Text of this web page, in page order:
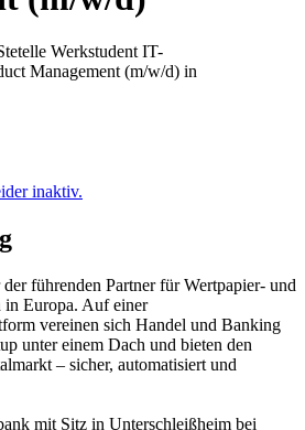
Werkstudent IT-
Management (m/w/d) in
inaktiv.
führenden Partner für Wertpapier- und
in Europa. Auf einer
vereinen sich Handel und Banking
unter einem Dach und bieten den
– sicher, automatisiert und
mit Sitz in Unterschleißheim bei